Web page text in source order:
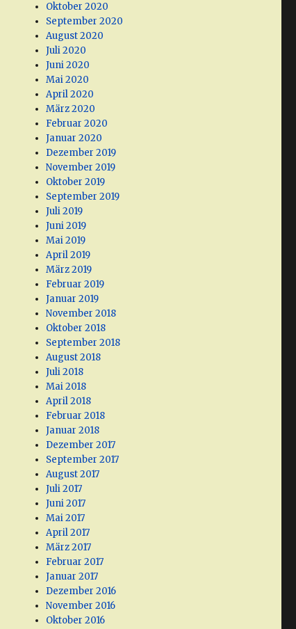
Oktober 2020
September 2020
August 2020
Juli 2020
Juni 2020
Mai 2020
April 2020
März 2020
Februar 2020
Januar 2020
Dezember 2019
November 2019
Oktober 2019
September 2019
Juli 2019
Juni 2019
Mai 2019
April 2019
März 2019
Februar 2019
Januar 2019
November 2018
Oktober 2018
September 2018
August 2018
Juli 2018
Mai 2018
April 2018
Februar 2018
Januar 2018
Dezember 2017
September 2017
August 2017
Juli 2017
Juni 2017
Mai 2017
April 2017
März 2017
Februar 2017
Januar 2017
Dezember 2016
November 2016
Oktober 2016